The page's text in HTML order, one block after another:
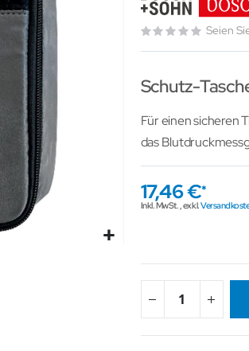
Seien
Schutz-
Für einen sicheren
das
17,46 €
Inkl. MwSt. exkl.